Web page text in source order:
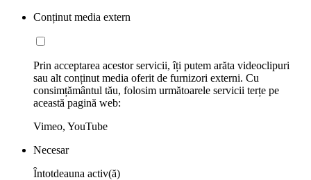
Conținut media extern
Prin acceptarea acestor servicii, îți putem arăta videoclipuri
sau alt conținut media oferit de furnizori externi. Cu
consimțământul tău, folosim următoarele servicii terțe pe
această pagină web:
Vimeo, YouTube
Necesar
Întotdeauna activ(ă)